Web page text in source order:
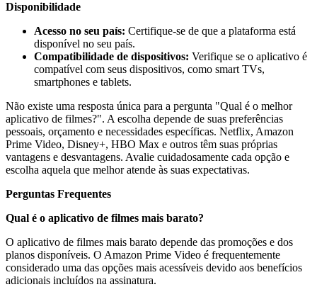
Disponibilidade
Acesso no seu país: Certifique-se de que a plataforma está
disponível no seu país.
Compatibilidade de dispositivos: Verifique se o aplicativo é
compatível com seus dispositivos, como smart TVs,
smartphones e tablets.
Não existe uma resposta única para a pergunta "Qual é o melhor
aplicativo de filmes?". A escolha depende de suas preferências
pessoais, orçamento e necessidades específicas. Netflix, Amazon
Prime Video, Disney+, HBO Max e outros têm suas próprias
vantagens e desvantagens. Avalie cuidadosamente cada opção e
escolha aquela que melhor atende às suas expectativas.
Perguntas Frequentes
Qual é o aplicativo de filmes mais barato?
O aplicativo de filmes mais barato depende das promoções e dos
planos disponíveis. O Amazon Prime Video é frequentemente
considerado uma das opções mais acessíveis devido aos benefícios
adicionais incluídos na assinatura.